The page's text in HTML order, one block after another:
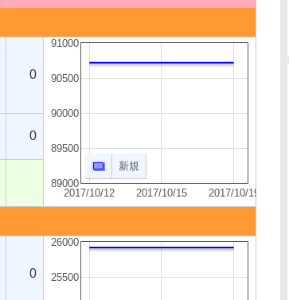
0
2017/10/12 2017/10/15 2017/10/19
89000
89500
90000
90500
91000
新規
0
0 25500
26000